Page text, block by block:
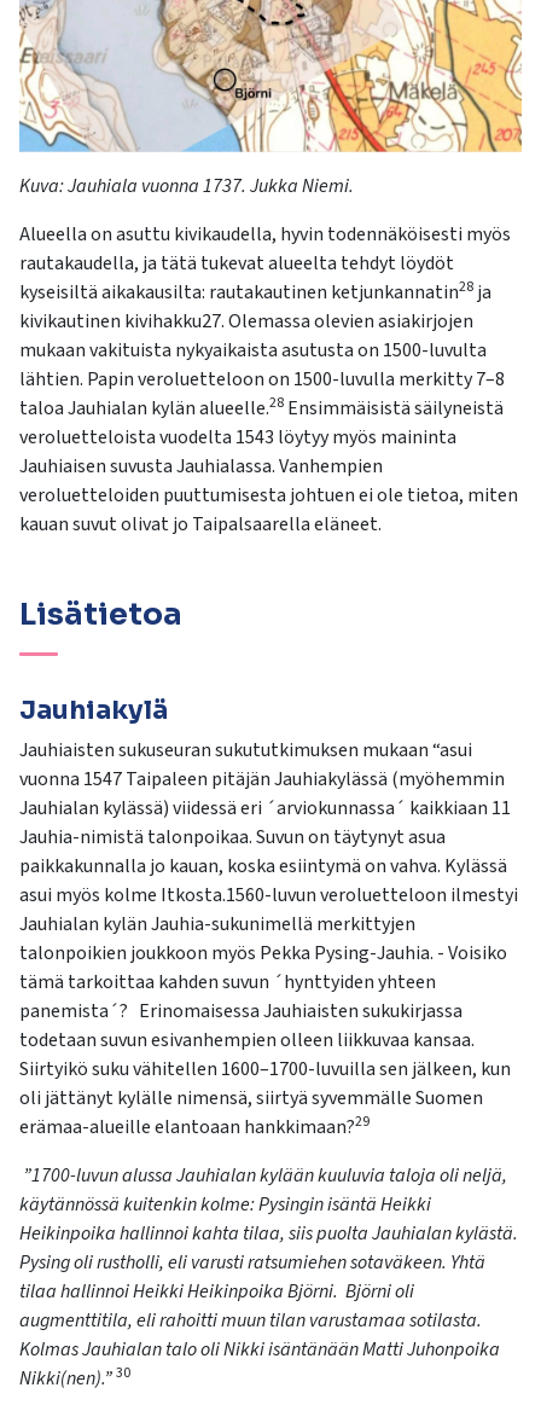
Kuva:Jauhiala vuonna 1737. Jukka Niemi.
Alueella on asuttu kivikaudella, hyvin todennäköisesti myös
rautakaudella, ja tätä tukevat alueelta tehdyt löydöt
kyseisiltä aikakausilta: rautakautinen ketjunkannatin28ja
kivikautinen kivihakku27.Olemassa olevienasiakirjojen
mukaanvakituista nykyaikaista asutusta on 1500-luvulta
lähtien. Papin veroluetteloon on 1500-luvulla merkitty7–8
taloaJauhialan kylänalueelle.28 Ensimmäisistä säilyneistä
veroluetteloistavuodelta 1543 löytyymyös maininta
Jauhiaisen suvustaJauhialassa.Vanhempien
veroluetteloiden puuttumisesta johtuenei ole tietoa, miten
kauansuvut olivatjo Taipalsaarella eläneet.
Lisätietoa
Jauhiakylä
Jauhiaisten sukuseuran sukututkimuksen mukaan “asui
vuonna 1547 Taipaleen pitäjän Jauhiakylässä (myöhemmin
Jauhialan kylässä) viidessä eri ´arviokunnassa´ kaikkiaan 11
Jauhia-nimistä talonpoikaa. Suvun on täytynyt asua
paikkakunnalla jo kauan, koska esiintymä on vahva. Kylässä
asui myös kolme Itkosta.1560-luvun veroluetteloon ilmestyi
Jauhialan kylän Jauhia-sukunimellä merkittyjen
talonpoikien joukkoon myös Pekka Pysing-Jauhia. - Voisiko
tämä tarkoittaa kahden suvun ´hynttyiden yhteen
panemista´? Erinomaisessa Jauhiaisten sukukirjassa
todetaan suvun esivanhempien olleen liikkuvaa kansaa.
Siirtyikö suku vähitellen 1600–1700-luvuilla sen jälkeen, kun
oli jättänyt kylälle nimensä, siirtyä syvemmälle Suomen
erämaa-alueille elantoaan hankkimaan?29
”1700-luvun alussa Jauhialan kylään kuuluvia taloja oli neljä,
käytännössä kuitenkin kolme: Pysingin isäntä Heikki
Heikinpoika hallinnoi kahta tilaa, siis puolta Jauhialan kylästä.
Pysing oli rustholli, eli varusti ratsumiehen sotaväkeen. Yhtä
tilaa hallinnoi Heikki Heikinpoika Björni. Björni oli
augmenttitila, eli rahoitti muun tilan varustamaa sotilasta.
Kolmas Jauhialan talo oli Nikki isäntänään Matti Juhonpoika
Nikki(nen).”30